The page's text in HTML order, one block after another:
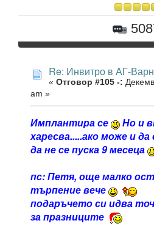
Re: Инвитро в АГ-
« Отговор #105 -:
am »
Имплантира се
Но и
харесва.....ако може и
да не се пуска 9 месеца
пс: Петя, още малко
търпение вече
подаръчето си идва
за празниците